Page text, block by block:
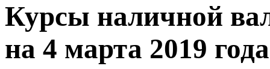
Курсы наличной
на 4 марта 2019 года